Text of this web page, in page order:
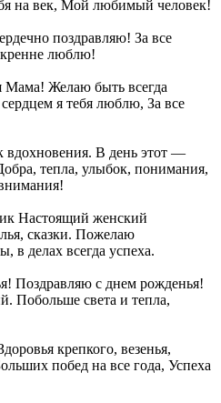
на век, Мой любимый человек!
поздравляю! За все
люблю!
Мама! Желаю быть всегда
я тебя люблю, За все
В день этот —
тепла, улыбок, понимания,
Настоящий женский
сказки. Пожелаю
в делах всегда успеха.
Поздравляю с днем рожденья!
Побольше света и тепла,
крепкого, везенья,
побед на все года, Успеха